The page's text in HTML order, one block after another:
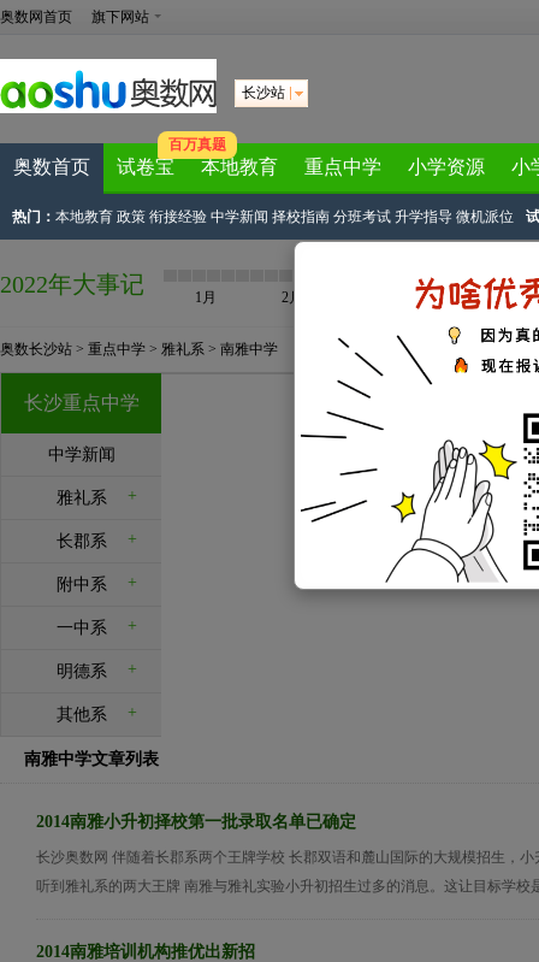
奥数网首页 旗下网站
长沙站
奥数首页 试卷宝
百万真题
本地教育 重点中学 小学资源 小
热门： 本地教育 政策 衔接经验 中学新闻 择校指南 分班考试 升学指导 微机派位
2022年大事记 1月 2月 4月
奥数长沙站 > 重点中学 > 雅礼系 > 南雅中学
长沙重点中学
中学新闻
雅礼系 +
长郡系 +
附中系 +
一中系 +
明德系 +
其他系 +
南雅中学文章列表
2014南雅小升初择校第一批录取名单已确定
长沙奥数网 伴随着长郡系两个王牌学校 长郡双语和麓山国际的大规模招生，
听到雅礼系的两大王牌 南雅与雅礼实验小升初招生过多的消息。这让目标学校
2014南雅培训机构推优出新招